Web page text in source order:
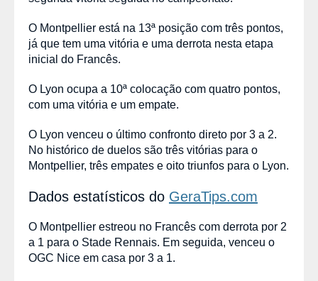
O Montpellier está na 13ª posição com três pontos,
já que tem uma vitória e uma derrota nesta etapa
inicial do Francês.
O Lyon ocupa a 10ª colocação com quatro pontos,
com uma vitória e um empate.
O Lyon venceu o último confronto direto por 3 a 2.
No histórico de duelos são três vitórias para o
Montpellier, três empates e oito triunfos para o Lyon.
Dados estatísticos do GeraTips.com
O Montpellier estreou no Francês com derrota por 2
a 1 para o Stade Rennais. Em seguida, venceu o
OGC Nice em casa por 3 a 1.